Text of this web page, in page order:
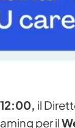
il
per il